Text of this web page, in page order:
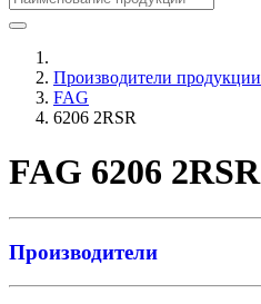
Производители продукции
FAG
6206 2RSR
FAG 6206 2RSR
Производители